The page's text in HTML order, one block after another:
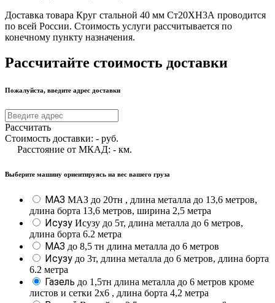
Доставка товара Круг стальной 40 мм Ст20ХН3А проводится
по всей России. Стоимость услуги рассчитывается по
конечному пункту назначения.
Рассчитайте стоимость доставки
Пожалуйста, введите адрес доставки
Рассчитать
Стоимость доставки: - руб.
Расстояние от МКАД: - км.
Выберите машину ориентируясь на вес вашего груза
МАЗ МАЗ до 20тн , длина металла до 13,6 метров,
длина борта 13,6 метров, ширина 2,5 метра
Исузу Исузу до 5т, длина металла до 6 метров,
длина борта 6.2 метра
МАЗ до 8,5 тн длина металла до 6 метров
Исузу до 3т, длина металла до 6 метров, длина борта
6.2 метра
Газель до 1,5тн длина металла до 6 метров кроме
листов и сетки 2х6 , длина борта 4,2 метра